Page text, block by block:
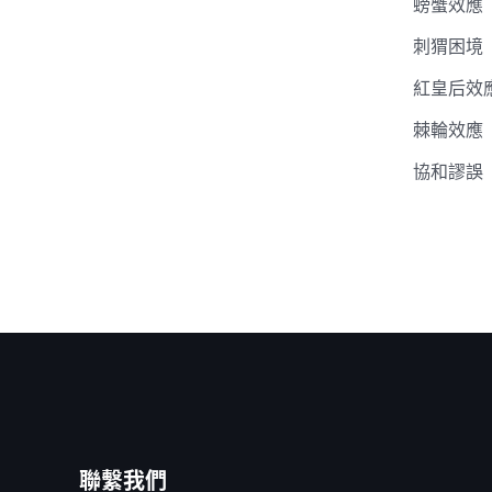
螃蟹效應
刺猬困境
紅皇后效
棘輪效應
協和謬誤
聯繫我們